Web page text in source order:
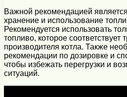
Важной рекомендацией
хранение и использование
Рекомендуется использовать
топливо, которое соответствует
производителя котла. Также
рекомендации по дозировке и
чтобы избежать перегрузки и
ситуаций.